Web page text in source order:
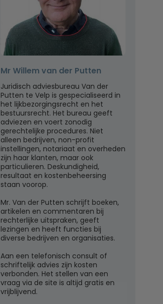
Mr Willem van der Putten
Juridisch adviesbureau Van der
Putten te Velp is gespecialiseerd in
het lijkbezorgingsrecht en het
bestuursrecht. Het bureau geeft
adviezen en voert zonodig
gerechtelijke procedures. Niet
alleen bedrijven, non-profit
instellingen, notariaat en overheden
zijn haar klanten, maar ook
particulieren. Deskundigheid,
resultaat en kostenbeheersing
staan voorop.
Mr. Van der Putten schrijft boeken,
artikelen en commentaren bij
rechterlijke uitspraken, geeft
lezingen en heeft functies bij
diverse bedrijven en organisaties.
Aan een telefonisch consult of
schriftelijk advies zijn kosten
verbonden. Het stellen van een
vraag via de site is altijd gratis en
vrijblijvend.